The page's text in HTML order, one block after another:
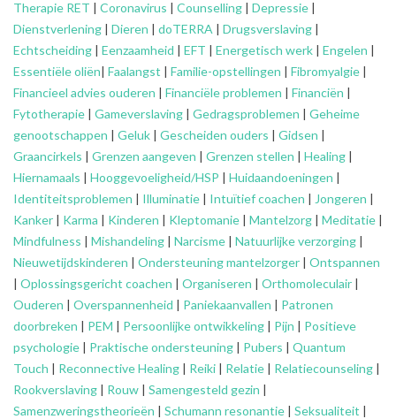
Therapie RET | Coronavirus | Counselling | Depressie |
Dienstverlening | Dieren | doTERRA | Drugsverslaving |
Echtscheiding | Eenzaamheid | EFT | Energetisch werk | Engelen |
Essentiële oliën| Faalangst | Familie-opstellingen | Fibromyalgie |
Financieel advies ouderen | Financiële problemen | Financiën |
Fytotherapie | Gameverslaving | Gedragsproblemen | Geheime
genootschappen | Geluk | Gescheiden ouders | Gidsen |
Graancirkels | Grenzen aangeven | Grenzen stellen | Healing |
Hiernamaals | Hooggevoeligheid/HSP | Huidaandoeningen |
Identiteitsproblemen | Illuminatie | Intuïtief coachen | Jongeren |
Kanker | Karma | Kinderen | Kleptomanie | Mantelzorg | Meditatie |
Mindfulness | Mishandeling | Narcisme | Natuurlijke verzorging |
Nieuwetijdskinderen | Ondersteuningmantelzorger | Ontspannen
| Oplossingsgericht coachen | Organiseren | Orthomoleculair |
Ouderen | Overspannenheid | Paniekaanvallen | Patronen
doorbreken | PEM | Persoonlijke ontwikkeling | Pijn | Positieve
psychologie | Praktische ondersteuning | Pubers | Quantum
Touch | Reconnective Healing | Reiki | Relatie | Relatiecounseling |
Rookverslaving | Rouw | Samengesteld gezin |
Samenzweringstheorieën | Schumann resonantie | Seksualiteit |